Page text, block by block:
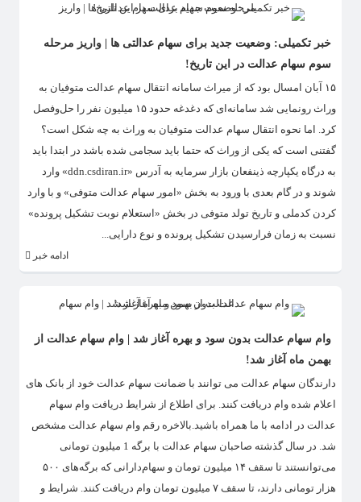
خبر تکمیلی: وضعیت جدید برای سهام عدالتی ها | واریز مرحله
سوم سهام عدالت در این تاریخ!
۱۵ آبان امسال بود که از میراث سامانه انتقال سهام عدالت متوفیان به
وراث رونمایی شد سامانه‌ای که دغدغه حدود ۱۵ میلیون نفر را حل‌وفصل
کرد. اما نحوه انتقال سهام عدالت متوفیان به وراث به چه شکل است؟
گفتنی است که یکی از وراث که حتما باید سجامی شده باشد در ابتدا باید
به درگاه یکپارچه ذینفعان بازار سرمایه به آدرس «ddn.csdiran.ir» وارد
شوند و در گام بعدی با ورود به بخش «امور سهام عدالت متوفی» و با وارد
کردن کدملی و تاریخ تولد متوفی در بخش «استعلام نوبت تشکیل پرونده»
نسبت به زمان فرارسیدن تشکیل پرونده و نوع دارایی...
ادامه خبر
وام سهام عدالت بدون سود و بهره آغاز شد | وام سهام عدالت از
بهمن ماه آغاز شد!
دارندگان سهام عدالت می توانند با ضمانت سهام عدالت خود از بانک های
اعلام شده وام دریافت کنند. برای اطلاع از شرایط دریافت وام سهام
عدالت در ادامه با ما همراه باشید.بالاخره رقم وام سهام عدالت مشخص
شد. در سال گذشته صاحبان سهام عدالت با برگه 1 میلیون تومانی
می‌توانستند تا سقف ۱۴ میلیون تومان و سهام‌دارانی که برگه‌های ۵۰۰
هزار تومانی دارند، تا سقف ۷ میلیون تومان وام دریافت کنند. شرایط و